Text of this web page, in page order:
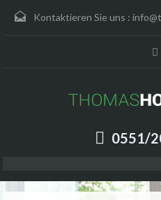
Kontaktieren Sie uns :
0551/